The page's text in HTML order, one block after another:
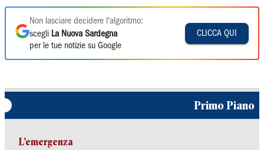
Non lasciare decidere l'algoritmo:
scegli La Nuova Sardegna
per le tue notizie su Google
CLICCA QUI
Primo Piano
L’emergenza